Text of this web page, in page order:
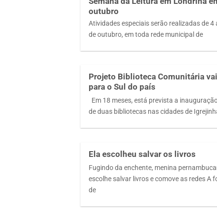
outubro
Atividades especiais serão realizadas de 4
de outubro, em toda rede municipal de
Projeto Biblioteca Comunitária vai
para o Sul do país
Em 18 meses, está prevista a
de duas bibliotecas nas cidades de
Ela escolheu salvar os livros
Fugindo da enchente, menina
escolhe salvar livros e comove as redes A
de